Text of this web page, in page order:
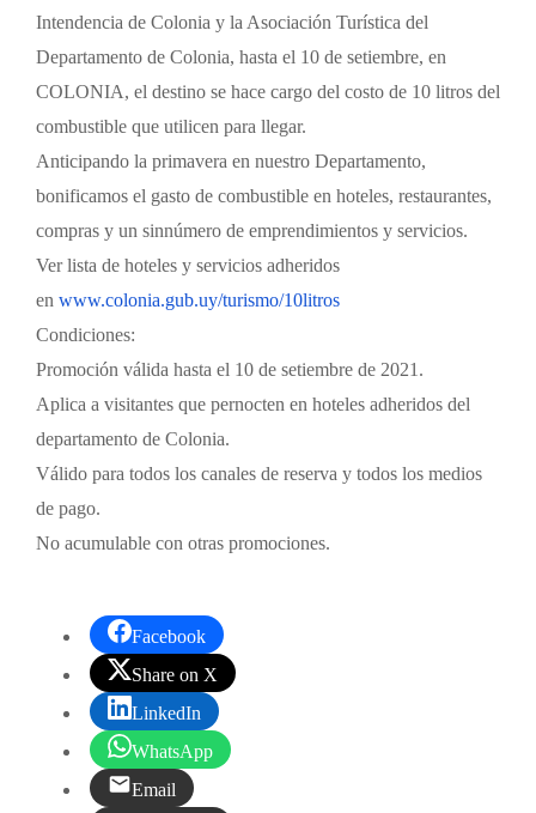
Intendencia de Colonia y la Asociación Turística del
Departamento de Colonia, hasta el 10 de setiembre, en
COLONIA, el destino se hace cargo del costo de 10 litros del
combustible que utilicen para llegar.
Anticipando la primavera en nuestro Departamento,
bonificamos el gasto de combustible en hoteles, restaurantes,
compras y un sinnúmero de emprendimientos y servicios.
Ver lista de hoteles y servicios adheridos
en www.colonia.gub.uy/turismo/10litros
Condiciones:
Promoción válida hasta el 10 de setiembre de 2021.
Aplica a visitantes que pernocten en hoteles adheridos del
departamento de Colonia.
Válido para todos los canales de reserva y todos los medios
de pago.
No acumulable con otras promociones.
Facebook
Share on X
LinkedIn
WhatsApp
Email